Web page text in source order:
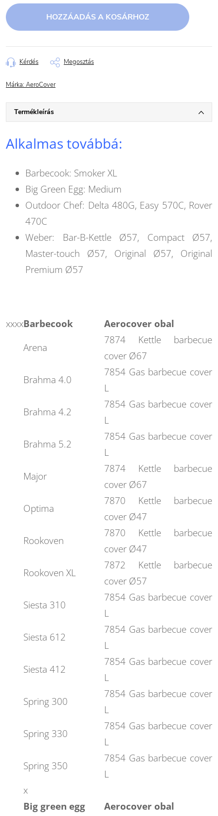
HOZZÁADÁS A KOSÁRHOZ
Kérdés Megosztás
Márka: AeroCover
Termékleírás
Alkalmas továbbá:
Barbecook: Smoker XL
Big Green Egg: Medium
Outdoor Chef: Delta 480G, Easy 570C, Rover
470C
Weber: Bar-B-Kettle Ø57, Compact Ø57,
Master-touch Ø57, Original Ø57, Original
Premium Ø57
xxxxBarbecook
Aerocover obal
Arena
7874 Kettle barbecue
cover Ø67
Brahma 4.0
7854 Gas barbecue cover
L
Brahma 4.2
7854 Gas barbecue cover
L
Brahma 5.2
7854 Gas barbecue cover
L
Major
7874 Kettle barbecue
cover Ø67
Optima
7870 Kettle barbecue
cover Ø47
Rookoven
7870 Kettle barbecue
cover Ø47
Rookoven XL
7872 Kettle barbecue
cover Ø57
Siesta 310
7854 Gas barbecue cover
L
Siesta 612
7854 Gas barbecue cover
L
Siesta 412
7854 Gas barbecue cover
L
Spring 300
7854 Gas barbecue cover
L
Spring 330
7854 Gas barbecue cover
L
Spring 350
7854 Gas barbecue cover
L
x
Big green egg
Aerocover obal